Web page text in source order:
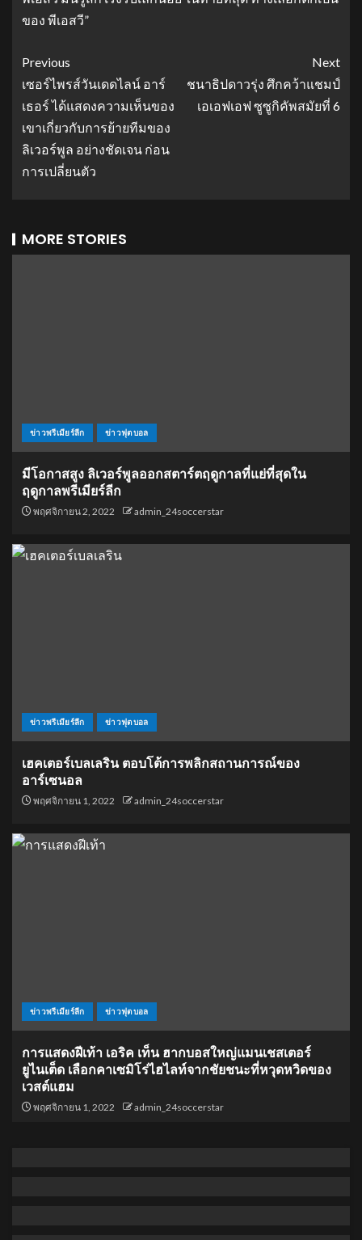
ของ พีเอสวี”
Previous
เซอร์ไพรส์วันเดดไลน์ อาร์
เธอร์ ได้แสดงความเห็นของ
เขาเกี่ยวกับการย้ายทีมของ
ลิเวอร์พูล อย่างชัดเจน ก่อน
การเปลี่ยนตัว
Next
ชนาธิปดาวรุ่ง ศึกคว้าแชมป์
เอเอฟเอฟ ซูซูกิคัพสมัยที่ 6
MORE STORIES
ข่าวพรีเมียร์ลีก ข่าวฟุตบอล
มีโอกาสสูง ลิเวอร์พูลออกสตาร์ตฤดูกาลที่แย่ที่สุดใน
ฤดูกาลพรีเมียร์ลีก
พฤศจิกายน 2, 2022 admin_24soccerstar
ข่าวพรีเมียร์ลีก ข่าวฟุตบอล
เฮคเตอร์เบลเลริน ตอบโต้การพลิกสถานการณ์ของ
อาร์เซนอล
พฤศจิกายน 1, 2022 admin_24soccerstar
ข่าวพรีเมียร์ลีก ข่าวฟุตบอล
การแสดงฝีเท้า เอริค เท็น ฮากบอสใหญ่แมนเชสเตอร์
ยูไนเต็ด เลือกคาเซมิโร่ไฮไลท์จากชัยชนะที่หวุดหวิดของ
เวสต์แฮม
พฤศจิกายน 1, 2022 admin_24soccerstar